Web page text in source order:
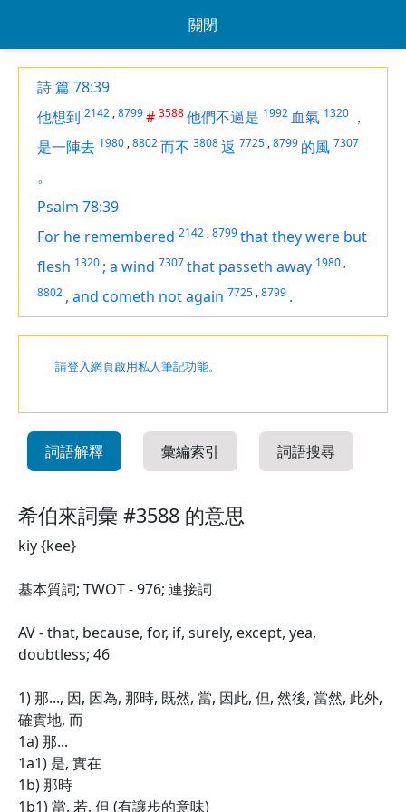
關閉
詩 篇 78:39
他想到 2142 ,8799# 3588他們不過是 1992 血氣 1320 ，
是一陣去 1980 ,8802而不 3808返 7725 ,8799 的風 7307
。
Psalm 78:39
For he remembered 2142 ,8799that theywere but
flesh 1320 ; a wind 7307that passeth away 1980 ,
8802 , and cometh not again 7725 ,8799 .
請登入網頁啟用私人筆記功能。
詞語解釋 彙編索引 詞語搜尋
希伯來詞彙 #3588 的意思
kiy {kee}
基本質詞; TWOT - 976; 連接詞
AV - that, because, for, if, surely, except, yea,
doubtless; 46
1) 那..., 因, 因為, 那時, 既然, 當, 因此, 但, 然後, 當然, 此外,
確實地, 而
1a) 那...
1a1) 是, 實在
1b) 那時
1b1) 當, 若, 但 (有讓步的意味)